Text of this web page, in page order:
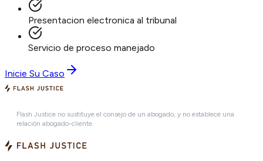
Presentacion electronica al tribunal
Servicio de proceso manejado
Inicie Su Caso
Flash Justice no sustituye el consejo de un abogado, y no establece una
relación abogado-cliente.